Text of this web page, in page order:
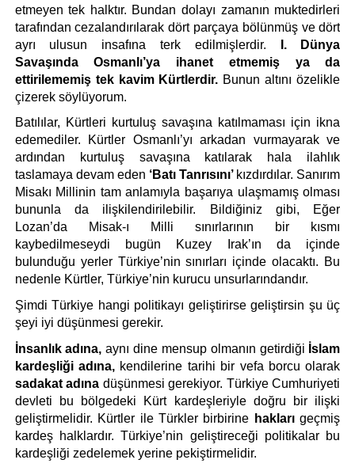
etmeyen tek halktır. Bundan dolayı zamanın muktedirleri
tarafından cezalandırılarak dört parçaya bölünmüş ve dört
ayrı ulusun insafına terk edilmişlerdir.
I. Dünya
Savaşında
Osmanlı’ya ihanet etmemiş ya da
ettirilememiş tek kavim Kürtlerdir. Bunun altını özelikle
çizerek söylüyorum.
Batılılar, Kürtleri kurtuluş savaşına katılmaması için ikna
edemediler. Kürtler Osmanlı’yı arkadan vurmayarak ve
ardından kurtuluş savaşına katılarak hala ilahlık
taslamaya devam eden ‘Batı Tanrısını’ kızdırdılar. Sanırım
Misakı Millinin tam anlamıyla başarıya ulaşmamış olması
bununla da ilişkilendirilebilir. Bildiğiniz gibi, Eğer
Lozan’da Misak-ı Milli sınırlarının bir kısmı
kaybedilmeseydi bugün Kuzey Irak’ın da içinde
bulunduğu yerler Türkiye’nin sınırları içinde olacaktı. Bu
nedenle Kürtler, Türkiye’nin kurucu unsurlarındandır.
Şimdi Türkiye hangi politikayı geliştirirse geliştirsin şu üç
şeyi iyi düşünmesi gerekir.
İnsanlık adına, aynı dine mensup olmanın getirdiği İslam
kardeşliği adına,
sadakat adına düşünmesi gerekiyor. Türkiye Cumhuriyeti
devleti bu bölgedeki Kürt kardeşleriyle doğru bir ilişki
geliştirmelidir. Kürtler ile Türkler birbirine hakları geçmiş
kardeş halklardır. Türkiye’nin geliştireceği politikalar bu
kardeşliği zedelemek yerine pekiştirmelidir.